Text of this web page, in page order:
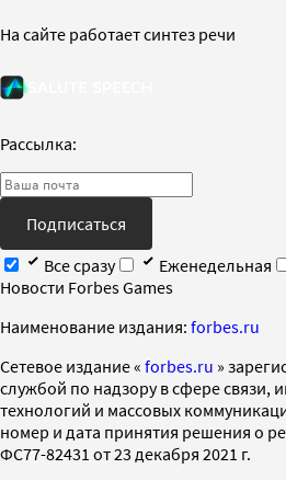
На сайте работает синтез речи
Рассылка:
Подписаться
Все сразу
Еженедельная
Новости Forbes Games
Наименование издания: forbes.ru
Cетевое издание « forbes.ru »
службой по надзору в сфере
технологий и массовых
номер и дата принятия решения о
ФС77-82431 от 23 декабря 2021 г.